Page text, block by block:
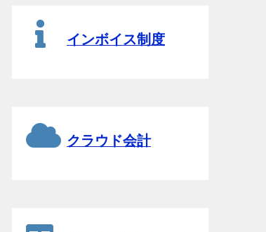
インボイス制度
クラウド会計